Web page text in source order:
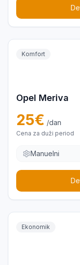
Komfort
Opel Meriva
25€ /dan
Cena za duži period
Manuelni
Ekonomik